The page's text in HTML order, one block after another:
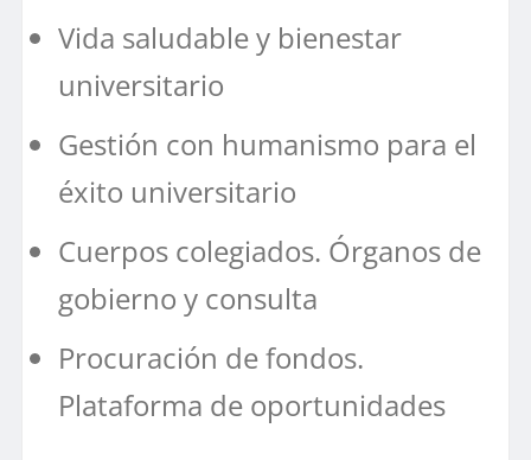
Vida saludable y bienestar
universitario
Gestión con humanismo para el
éxito universitario
Cuerpos colegiados. Órganos de
gobierno y consulta
Procuración de fondos.
Plataforma de oportunidades